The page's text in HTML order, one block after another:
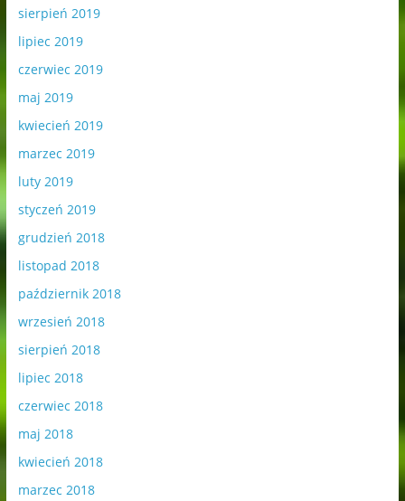
sierpień 2019
lipiec 2019
czerwiec 2019
maj 2019
kwiecień 2019
marzec 2019
luty 2019
styczeń 2019
grudzień 2018
listopad 2018
październik 2018
wrzesień 2018
sierpień 2018
lipiec 2018
czerwiec 2018
maj 2018
kwiecień 2018
marzec 2018